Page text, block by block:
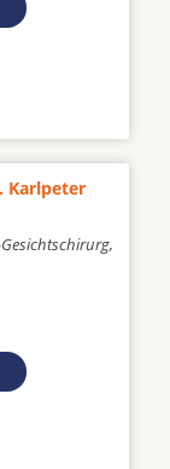
Karlpeter